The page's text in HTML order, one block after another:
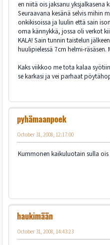
en niitä ois jaksanu yksjalkasena
Seuraavana kesänä selvis mihin
onkikisoissa ja luulin että sain
oma kännykkä, jossa oli verkot
KALA! Sain tunnin taistelun
huulipielessä 7cm helmi-räsäsen.
Kaks viikkoo me tota kalaa
se karkasi ja vei parhaat
pyhämaanpoek
October 31, 2008, 12:17:00
Kummonen kaikuluotain sulla ois
haukimään
October 31, 2008, 14:43:23